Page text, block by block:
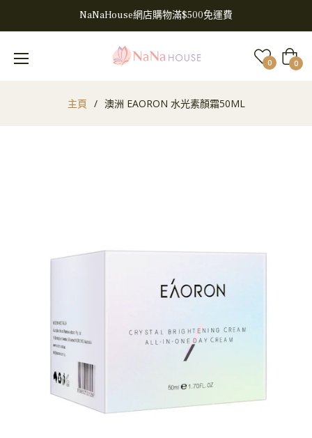
NaNaHouse網店購物滿$500免運費
0 大
車 0
主頁 / 澳洲 EAORON 水光素顏霜50ML